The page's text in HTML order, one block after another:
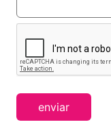
enviar